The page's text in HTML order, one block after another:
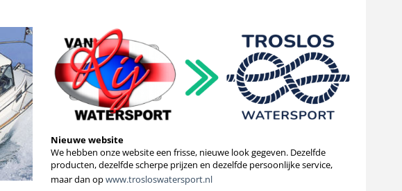
Nieuwe website
We hebben onze website een frisse, nieuwe look gegeven. Dezelfde
producten, dezelfde scherpe prijzen en dezelfde persoonlijke service,
maar dan opwww.trosloswatersport.nl